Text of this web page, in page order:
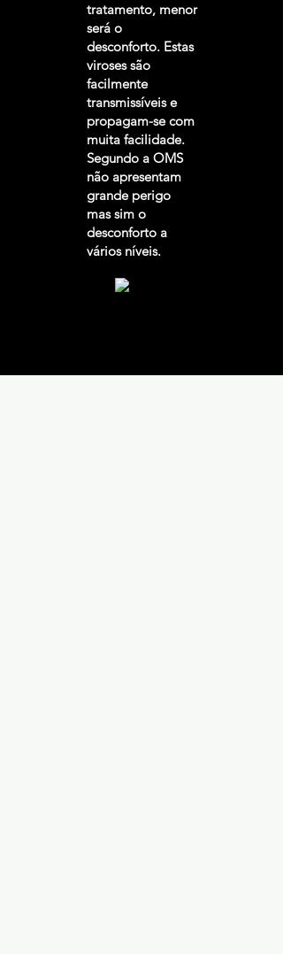
tratamento, menor
será o
desconforto. Estas
viroses são
facilmente
transmissíveis e
propagam-se com
muita facilidade.
Segundo a OMS
não apresentam
grande perigo
mas sim o
desconforto a
vários níveis.